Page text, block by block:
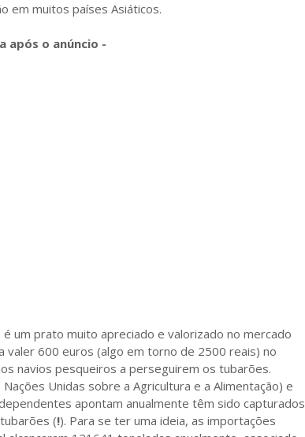
em muitos países Asiáticos.
após o anúncio -
prato muito apreciado e valorizado no mercado
valer 600 euros (algo em torno de 2500 reais) no
navios pesqueiros a perseguirem os tubarões.
Unidas sobre a Agricultura e a Alimentação) e
apontam anualmente têm sido capturados
(!). Para se ter uma ideia, as importações